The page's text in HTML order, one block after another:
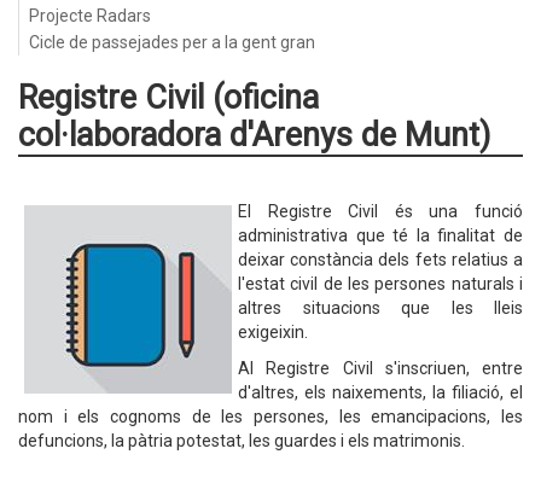
Projecte Radars
Cicle de passejades per a la gent gran
Registre Civil (oficina
col·laboradora d'Arenys de Munt)
El Registre Civil és una funció
administrativa que té la finalitat de
deixar constància dels fets relatius a
l'estat civil de les persones naturals i
altres situacions que les lleis
exigeixin.
Al Registre Civil s'inscriuen, entre
d'altres, els naixements, la filiació, el
nom i els cognoms de les persones, les emancipacions, les
defuncions, la pàtria potestat, les guardes i els matrimonis.